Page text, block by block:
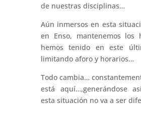
de nuestras disciplinas…
Aún inmersos en esta
en Enso, mantenemos los
hemos tenido en este
limitando aforo y horarios…
Todo cambia…
está aquí…,generándose
esta situación no va a ser